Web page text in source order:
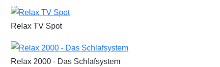
Relax TV Spot
Relax 2000 - Das Schlafsystem